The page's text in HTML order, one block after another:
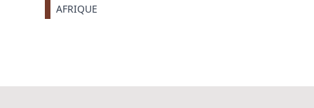
AFRIQUE